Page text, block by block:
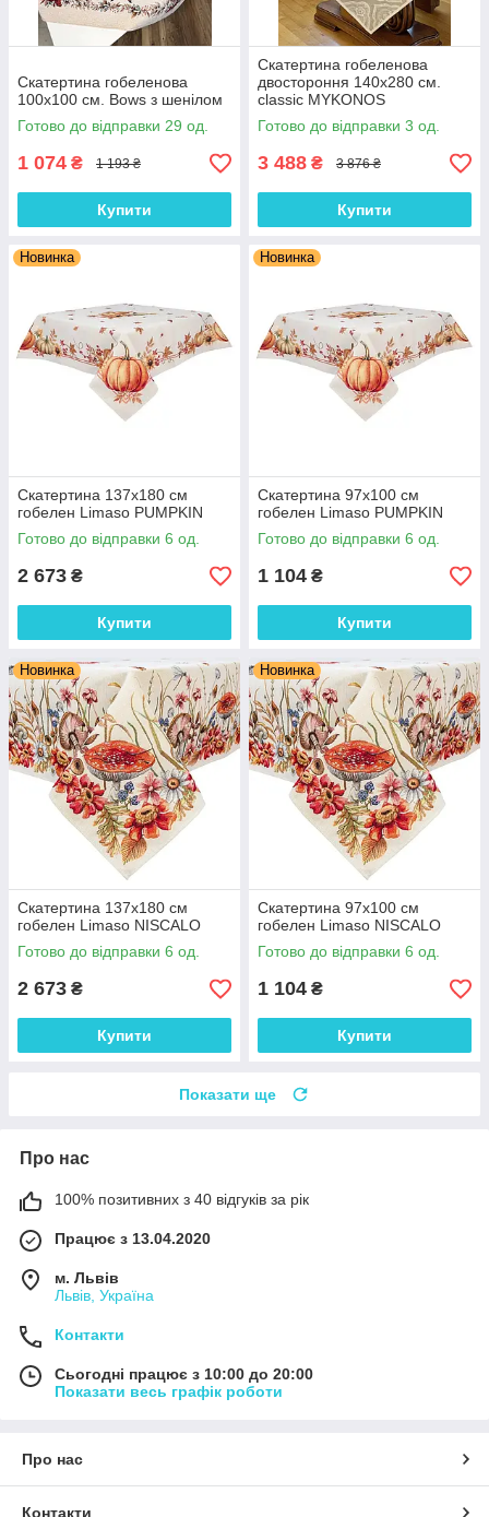
Скатертина гобеленова
100х100 см. Bows з шенілом
Готово до відправки 29 од.
1 074 ₴ 1 193 ₴
Купити
Скатертина гобеленова
двостороння 140х280 см.
classic MYKONOS
Готово до відправки 3 од.
3 488 ₴ 3 876 ₴
Купити
Новинка
Скатертина 137х180 см
гобелен Limaso PUMPKIN
Готово до відправки 6 од.
2 673 ₴
Купити
Новинка
Скатертина 97х100 см
гобелен Limaso PUMPKIN
Готово до відправки 6 од.
1 104 ₴
Купити
Новинка
Скатертина 137х180 см
гобелен Limaso NISCALO
Готово до відправки 6 од.
2 673 ₴
Купити
Новинка
Скатертина 97х100 см
гобелен Limaso NISCALO
Готово до відправки 6 од.
1 104 ₴
Купити
Показати ще
Про нас
100% позитивних з 40 відгуків за рік
Працює з 13.04.2020
м. Львів
Львів, Україна
Контакти
Сьогодні працює з 10:00 до 20:00
Показати весь графік роботи
Про нас
Контакти